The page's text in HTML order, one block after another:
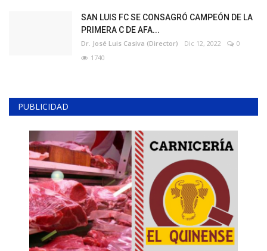
SAN LUIS FC SE CONSAGRÓ CAMPEÓN DE LA
PRIMERA C DE AFA...
Dr. José Luis Casiva (Director) Dic 12, 2022
0
1740
PUBLICIDAD